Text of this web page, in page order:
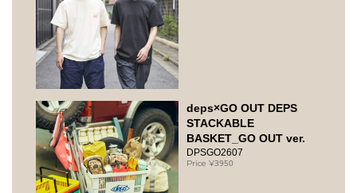
deps×GO OUT DEPS
STACKABLE
BASKET_GO OUT ver.
DPSGO2607
3950